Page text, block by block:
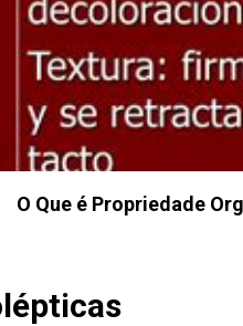
O Que é Propriedade